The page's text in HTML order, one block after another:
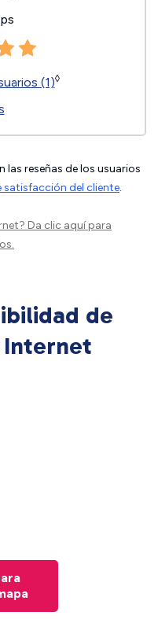
(1)◊
las reseñas de los usuarios
satisfacción del cliente.
Da clic aquípara
de
Internet